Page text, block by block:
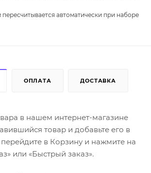
автоматически при наборе
ОПЛАТА ДОСТАВКА
в нашем интернет-магазине
товар и добавьте его в
в Корзину и нажмите на
или «Быстрый заказ».